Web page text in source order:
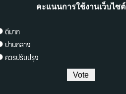
คะแนนการใช้งานเว็บไซต์
ดีมาก
ปานกลาง
ควรปรับปรุง